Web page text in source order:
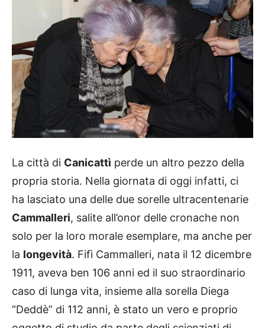
La città di Canicattì perde un altro pezzo della
propria storia. Nella giornata di oggi infatti, ci
ha lasciato una delle due sorelle ultracentenarie
Cammalleri, salite all’onor delle cronache non
solo per la loro morale esemplare, ma anche per
la longevità. Fifì Cammalleri, nata il 12 dicembre
1911, aveva ben 106 anni ed il suo straordinario
caso di lunga vita, insieme alla sorella Diega
“Deddè” di 112 anni, è stato un vero e proprio